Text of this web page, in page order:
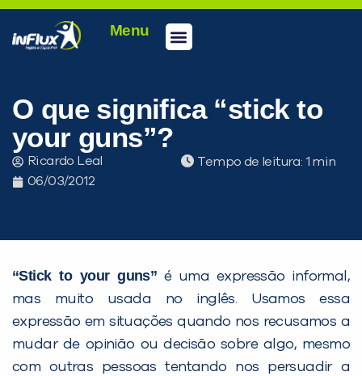
Menu
O que significa “stick to
your guns”?
Ricardo Leal
06/03/2012
Tempo de leitura:
“Stick to your guns” é uma expressão informal,
mas muito usada no inglês. Usamos essa
expressão em situações quando nos recusamos a
mudar de opinião ou decisão sobre algo, mesmo
com outras pessoas tentando nos persuadir a
PEÇA UMA DEMONSTRAÇÃO DE MÉTODO
Desculpe!